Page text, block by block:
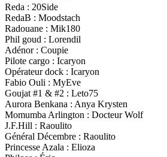
Reda : 20Side
RedaB : Moodstach
Radouane : Mik180
Phil goud : Lorendil
Adénor : Coupie
Pilote cargo : Icaryon
Opérateur dock : Icaryon
Fabio Ouli : MyEve
Goujat #1 & #2 : Leto75
Aurora Benkana : Anya Krysten
Momumba Arlington : Docteur Wolf
J.F.Hill : Raoulito
Général Décembre : Raoulito
Princesse Azala : Elioza